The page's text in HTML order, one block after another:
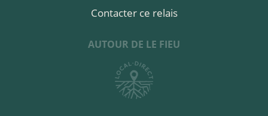
Contacter ce relais
AUTOUR DE LE FIEU